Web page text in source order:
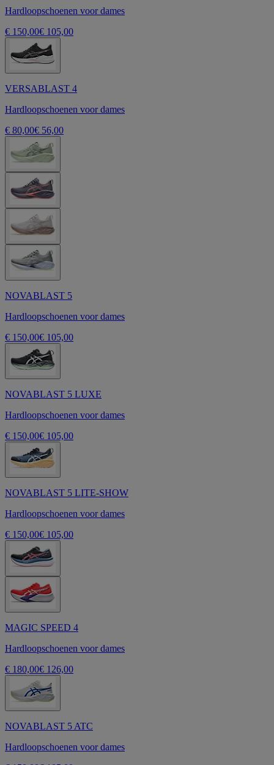
Hardloopschoenen voor dames
€ 150,00€ 105,00
VERSABLAST 4
Hardloopschoenen voor dames
€ 80,00€ 56,00
NOVABLAST 5
Hardloopschoenen voor dames
€ 150,00€ 105,00
NOVABLAST 5 LUXE
Hardloopschoenen voor dames
€ 150,00€ 105,00
NOVABLAST 5 LITE-SHOW
Hardloopschoenen voor dames
€ 150,00€ 105,00
MAGIC SPEED 4
Hardloopschoenen voor dames
€ 180,00€ 126,00
NOVABLAST 5 ATC
Hardloopschoenen voor dames